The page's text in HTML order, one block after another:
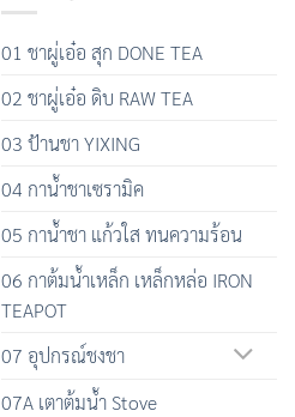
01 ชาผู่เอ๋อ สุก DONE TEA
02 ชาผู่เอ๋อ ดิบ RAW TEA
03 ป้านชา YIXING
04 กาน้ำชาเซรามิค
05 กาน้ำชา แก้วใส ทนความร้อน
06 กาต้มน้ำเหล็ก เหล็กหล่อ IRON
TEAPOT
07 อุปกรณ์ชงชา
07A เตาต้มน้ำ Stove